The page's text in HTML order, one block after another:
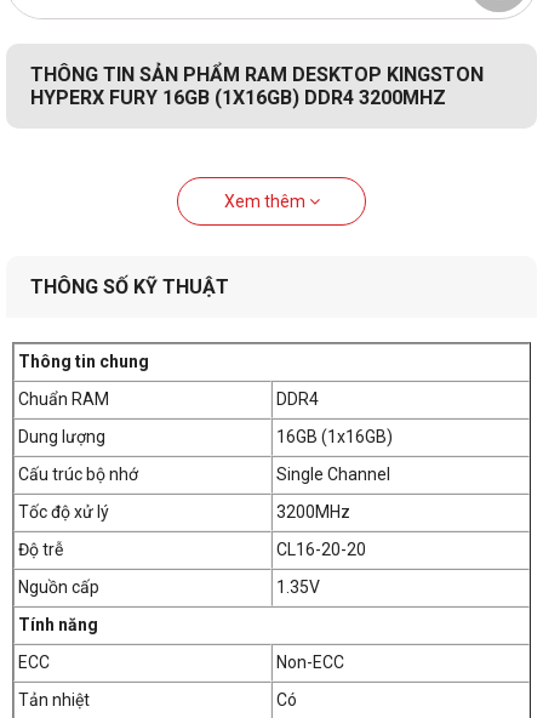
THÔNG TIN SẢN PHẨM RAM DESKTOP KINGSTON
HYPERX FURY 16GB (1X16GB) DDR4 3200MHZ
Xem thêm
THÔNG SỐ KỸ THUẬT
Thông tin chung
Chuẩn RAM
DDR4
Dung lượng
16GB (1x16GB)
Cấu trúc bộ nhớ
Single Channel
Tốc độ xử lý
3200MHz
Độ trễ
CL16-20-20
Nguồn cấp
1.35V
Tính năng
ECC
Non-ECC
Tản nhiệt
Có